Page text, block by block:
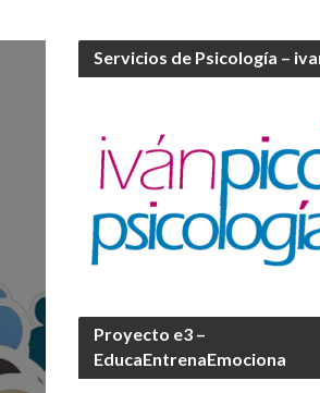
Servicios de Psicología –
Proyecto e3 –
EducaEntrenaEmociona